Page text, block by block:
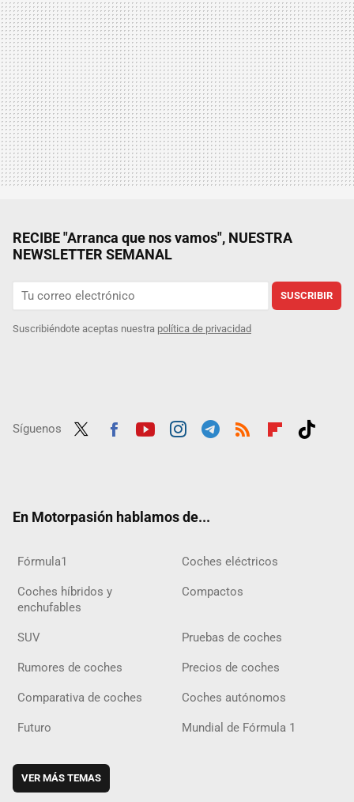
RECIBE "Arranca que nos vamos", NUESTRA
NEWSLETTER SEMANAL
SUSCRIBIR
Suscribiéndote aceptas nuestra política de privacidad
Síguenos
En Motorpasión hablamos de...
Fórmula1 Coches eléctricos
Coches híbridos y
enchufables
Compactos
SUV Pruebas de coches
Rumores de coches Precios de coches
Comparativa de coches Coches autónomos
Futuro Mundial de Fórmula 1
VER MÁS TEMAS